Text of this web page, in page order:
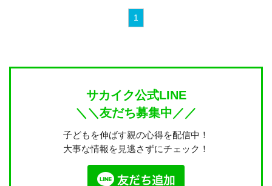
1
サカイク公式LINE
＼＼友だち募集中／／
子どもを伸ばす親の心得を配信中！
大事な情報を見逃さずにチェック！